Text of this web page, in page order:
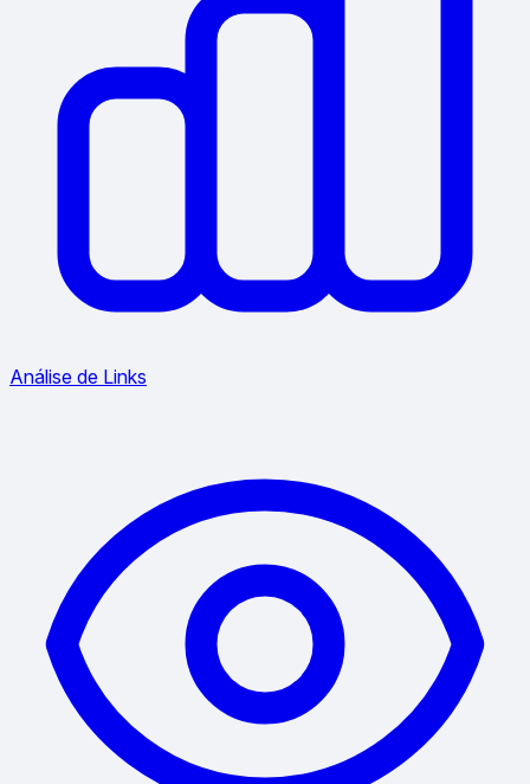
Análise de Links